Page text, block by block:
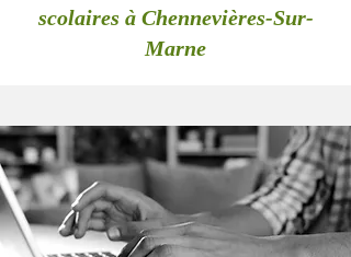
scolaires à Chennevières-Sur-
Marne